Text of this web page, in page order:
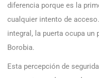
diferencia porque es la
cualquier intento de
integral, la puerta ocupa un
Borobia.
Esta percepción de